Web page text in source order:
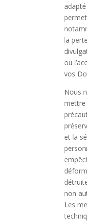
la
ou
vos
Nous
mettre
et la
non
Les